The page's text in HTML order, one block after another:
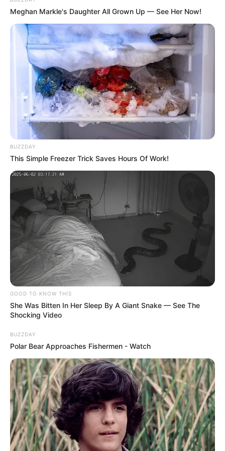
(qurumun) müraciəti əsasında silinməsinin təmin
edilməməsinə görə vəzifəli şəxslər 8 000 manatdan 9 000
manatadək məbləğdə, hüquqi şəxslər 35 000 manatdan
40 000 manatadək məbləğdə cərimə ediləcək.
Bu Məcəllənin 388-4.1 – 388-4.3-cü maddələrində
nəzərdə tutulmuş xətaların inzibati tənbeh almış şəxs
tərəfindən inzibati tənbeh vermə haqqında qərar qüvvəyə
mindiyi gündən bir il ərzində təkrar törədilməsinə görə
vəzifəli şəxslər doqquz min manatdan on min manatadək
məbləğdə, hüquqi şəxslər 45 000 manatdan 50 000
manatadək məbləğdə cərimə ediləcəklər.
Qanun dərc edildiyi gündən 12 ay sonra qüvvəyə
minəcək.
HƏMÇININ OXUYUN
Qaydalar TƏSDİQLƏNDİ:
1 sentyabr 2026-cı il
tarixindən qüvvəyə minəcək
"Qaçqınkom" aylıq müavinətlə bağlı
RƏSMİ
AÇIQLAMA YAYDI
Yeni təyin olunan müavin KİMDİR? —FOTO
Pensiya alanlara ŞAD xəbər -
0 0
Xəbər xoşunuza gəldi? Sosial şəbəkələrdə paylaşın
Meghan Markle's Daughter All Grown Up — See Her Now!
BUZZDAY
This Simple Freezer Trick Saves Hours Of Work!
GOOD TO KNOW THIS
She Was Bitten In Her Sleep By A Giant Snake — See The
Shocking Video
BUZZDAY
Polar Bear Approaches Fishermen - Watch